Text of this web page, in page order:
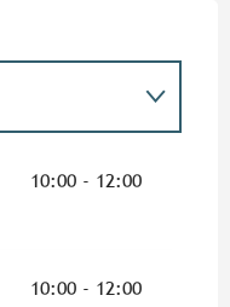
10:00 - 12:00
10:00 - 12:00